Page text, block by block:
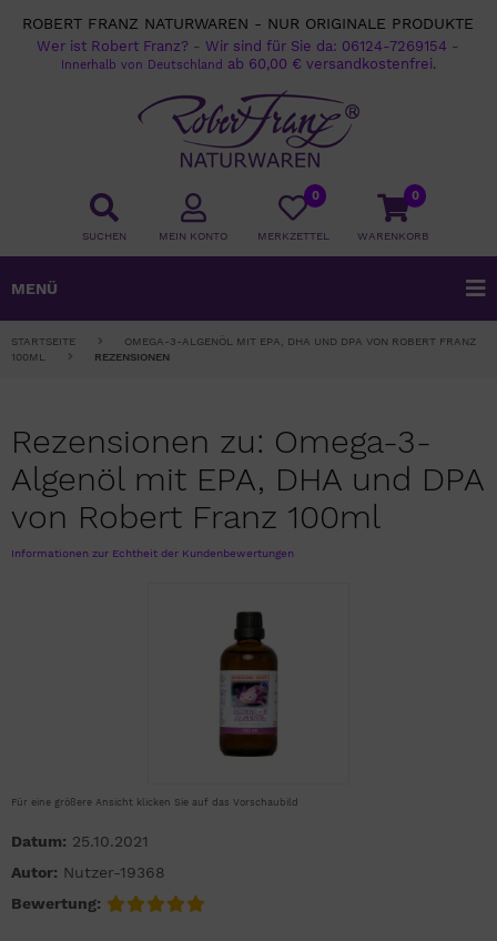
ROBERT FRANZ NATURWAREN - NUR ORIGINALE PRODUKTE
Wer ist Robert Franz? -Wir sind für Sie da: 06124-7269154 -
Innerhalb von Deutschland ab 60,00 € versandkostenfrei.
SUCHEN
0
WARENKORB
0
MERKZETTEL
MEIN KONTO
MENÜ
STARTSEITE
OMEGA-3-ALGENÖL MIT EPA, DHA UND DPA VON ROBERT FRANZ
100ML
REZENSIONEN
Rezensionen zu: Omega-3-
Algenöl mit EPA, DHA und DPA
von Robert Franz 100ml
Informationen zur Echtheit der Kundenbewertungen
Für eine größere Ansicht klicken Sie auf das Vorschaubild
Datum: 25.10.2021
Autor: Nutzer-19368
Bewertung: